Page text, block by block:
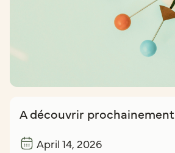
A découvrir prochainement
April 14, 2026